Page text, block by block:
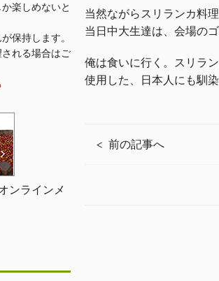
当然ながらスリランカ料
当日中大生達は、会場の
俺は食いに行く。スリラ
使用した、日本人にも馴
前の記事へ
楽しめないと
保持します。
れる場合はご
ンラインメ